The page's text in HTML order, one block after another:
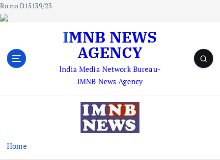
Ro no D15139/23
IMNB NEWS
AGENCY
lndia Media Network Bureau-
IMNB News Agency
Home